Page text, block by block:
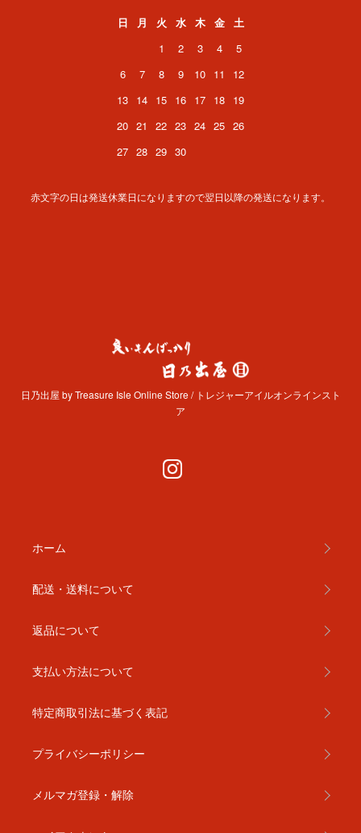
日 月 火 水 木 金
土
1
2 3 4
5
6
7 8 9 10 11
12
13 14 15 16 17 18 19
20 21 22 23 24 25 26
27 28 29 30
赤文字の日は発送休業日になりますので翌日以降の発送になります。
日乃出屋 by Treasure Isle Online Store / トレジャーアイルオンラインスト
ア
ホーム
配送・送料について
返品について
支払い方法について
特定商取引法に基づく表記
プライバシーポリシー
メルマガ登録・解除